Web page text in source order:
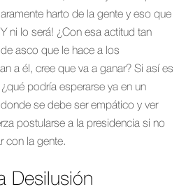
harto de la gente y eso que
ni lo será! ¿Con esa actitud tan
asco que le hace a los
a él, cree que va a ganar? Si así es
podría esperarse ya en un
se debe ser empático y ver
postularse a la presidencia si no
con la gente.
Desilusión